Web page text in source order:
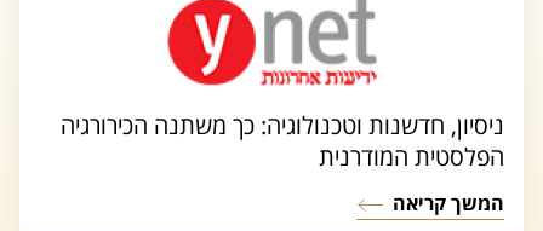
ניסיון, חדשנות וטכנולוגיה: כך משתנה הכירורגיה
הפלסטית המודרנית
המשך קריאה